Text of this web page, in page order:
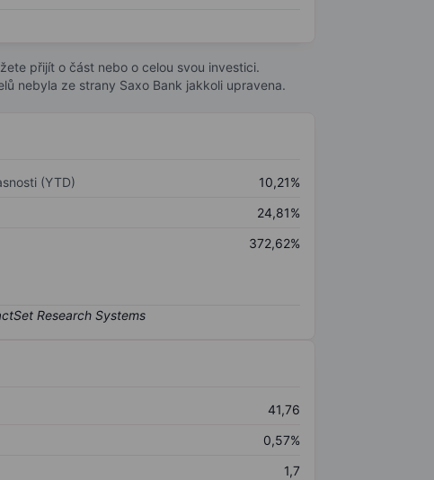
přijít o část nebo o celou svou investici.
nebyla ze strany Saxo Bank jakkoli upravena.
(YTD)
10,21%
24,81%
372,62%
41,76
0,57%
1,7